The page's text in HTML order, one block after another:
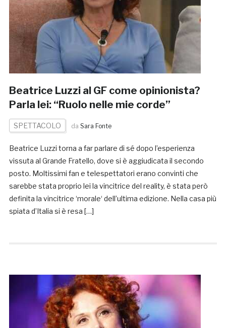
Beatrice Luzzi al GF come opinionista?
Parla lei: “Ruolo nelle mie corde”
SPETTACOLO da Sara Fonte
Beatrice Luzzi torna a far parlare di sé dopo l’esperienza
vissuta al Grande Fratello, dove si è aggiudicata il secondo
posto. Moltissimi fan e telespettatori erano convinti che
sarebbe stata proprio lei la vincitrice del reality, è stata però
definita la vincitrice ‘morale‘ dell’ultima edizione. Nella casa più
spiata d’Italia si è resa […]